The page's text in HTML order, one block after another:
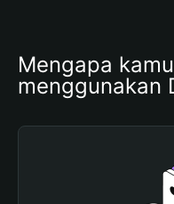
Mengapa
menggunakan